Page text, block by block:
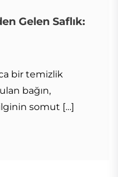
Gelen Saflık:
bir temizlik
bağın,
somut […]